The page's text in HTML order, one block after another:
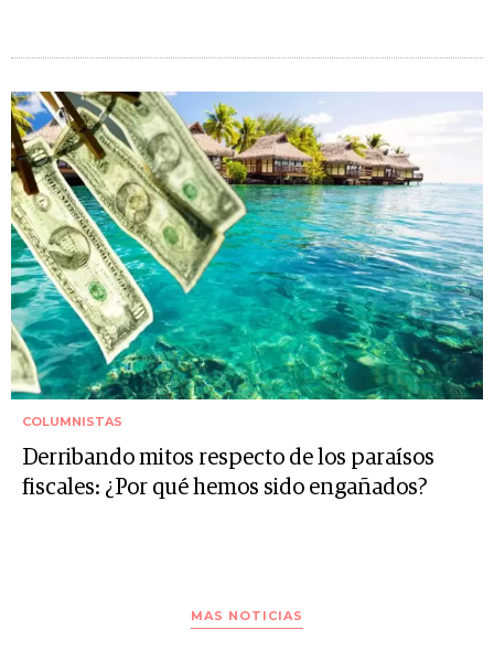
COLUMNISTAS
Derribando mitos respecto de los paraísos
fiscales: ¿Por qué hemos sido engañados?
MAS NOTICIAS